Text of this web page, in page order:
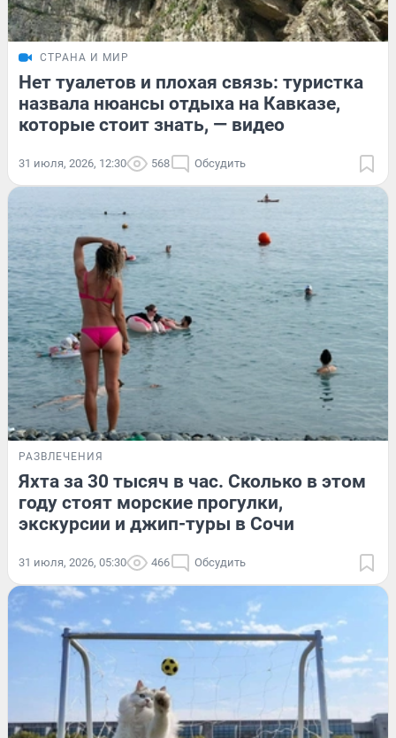
СТРАНА И МИР
Нет туалетов и плохая связь: туристка
назвала нюансы отдыха на Кавказе,
которые стоит знать, — видео
31 июля, 2026, 12:30 568 Обсудить
РАЗВЛЕЧЕНИЯ
Яхта за 30 тысяч в час. Сколько в этом
году стоят морские прогулки,
экскурсии и джип-туры в Сочи
31 июля, 2026, 05:30 466 Обсудить